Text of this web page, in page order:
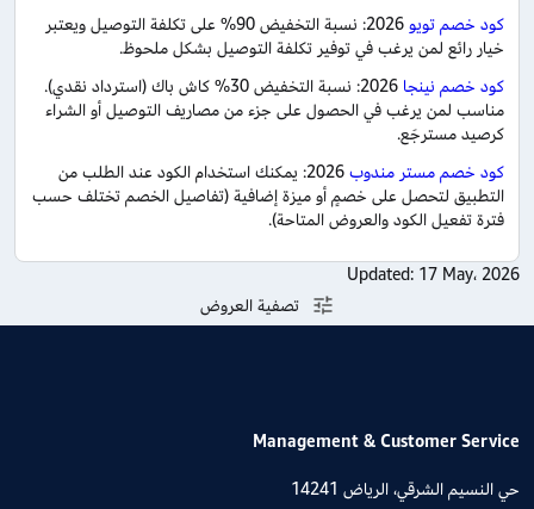
كود خصم تويو
2026: نسبة التخفيض 90% على تكلفة التوصيل ويعتبر
خيار رائع لمن يرغب في توفير تكلفة التوصيل بشكل ملحوظ.
كود خصم نينجا
2026: نسبة التخفيض 30% كاش باك (استرداد نقدي).
مناسب لمن يرغب في الحصول على جزء من مصاريف التوصيل أو الشراء
كرصيد مسترجَع.
كود خصم مستر مندوب
2026: يمكنك استخدام الكود عند الطلب من
التطبيق لتحصل على خصمٍ أو ميزة إضافية (تفاصيل الخصم تختلف حسب
فترة تفعيل الكود والعروض المتاحة).
Updated: 17 May، 2026
تصفية العروض
Management & Customer Service
حي النسيم الشرقي، الرياض 14241